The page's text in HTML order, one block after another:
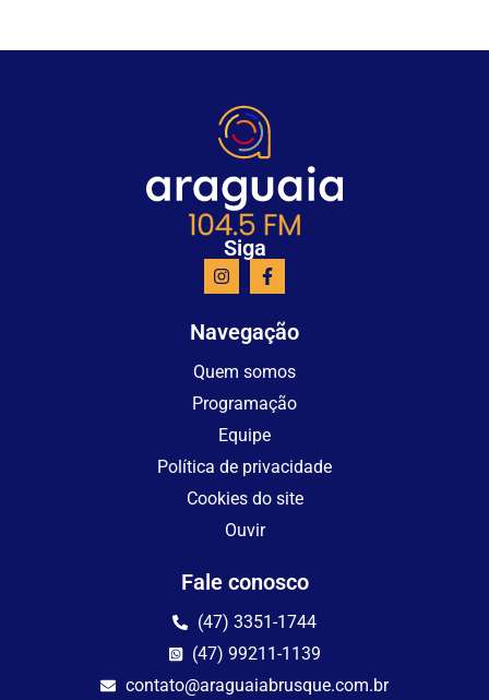
Siga
Navegação
Quem somos
Programação
Equipe
Política de privacidade
Cookies do site
Ouvir
Fale conosco
(47) 3351-1744
(47) 99211-1139
contato@araguaiabrusque.com.br